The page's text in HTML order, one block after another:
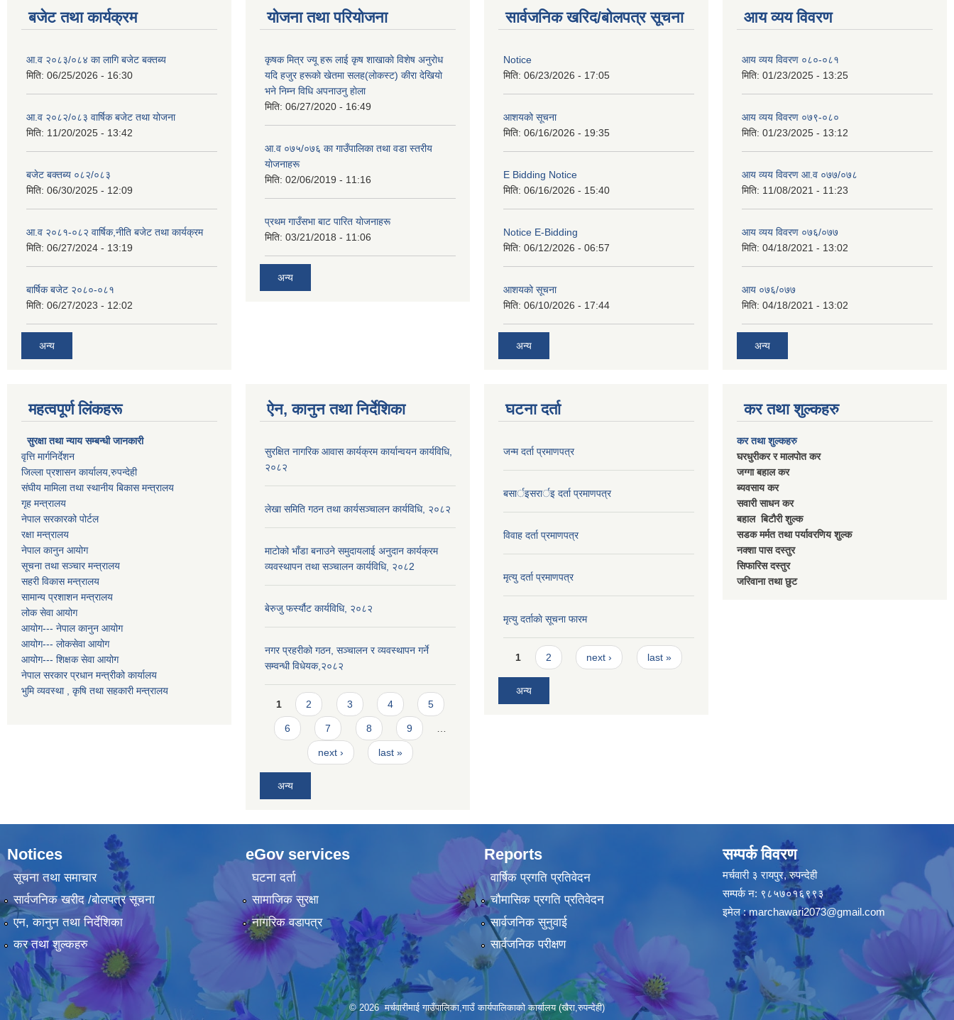
बजेट तथा कार्यक्रम
आ.व २०८३/०८४ का लागि बजेट बक्तब्य
मिति: 06/25/2026 - 16:30
आ.व २०८२/०८३ वार्षिक बजेट तथा योजना
मिति: 11/20/2025 - 13:42
बजेट बक्तब्य ०८२/०८३
मिति: 06/30/2025 - 12:09
आ.व २०८१-०८२ वार्षिक,नीति बजेट तथा कार्यक्रम
मिति: 06/27/2024 - 13:19
बार्षिक बजेट २०८०-०८१
मिति: 06/27/2023 - 12:02
अन्य
योजना तथा परियोजना
कृषक मित्र ज्यू हरू लाई कृष शाखाकाे विशेष अनुराेध
यदि हजुर हरूकाे खेतमा सलह(लाेकस्ट) कीरा देखियाे
भने निम्न विधि अपनाउनु हाेला
मिति: 06/27/2020 - 16:49
आ‍.व ०७५/०७६ का गाउँपालिका तथा वडा स्तरीय
याेजनाहरू
मिति: 02/06/2019 - 11:16
प्रथम गाउँसभा बाट पारित याेजनाहरू
मिति: 03/21/2018 - 11:06
अन्य
सार्वजनिक खरिद/बोलपत्र सूचना
Notice
मिति: 06/23/2026 - 17:05
आशयको सूचना
मिति: 06/16/2026 - 19:35
E Bidding Notice
मिति: 06/16/2026 - 15:40
Notice E-Bidding
मिति: 06/12/2026 - 06:57
आशयको सूचना
मिति: 06/10/2026 - 17:44
अन्य
आय व्यय विवरण
आय व्यय विवरण ०८०-०८१
मिति: 01/23/2025 - 13:25
आय व्यय विवरण ०७९-०८०
मिति: 01/23/2025 - 13:12
आय व्यय विवरण आ.व ०७७/०७८
मिति: 11/08/2021 - 11:23
आय व्यय विवरण ०७६/०७७
मिति: 04/18/2021 - 13:02
आय ०७६/०७७
मिति: 04/18/2021 - 13:02
अन्य
महत्वपूर्ण लिंकहरू
सुरक्षा तथा न्याय सम्बन्धी जानकारी
वृत्ति मार्गनिर्देशन
जिल्ला प्रशासन कार्यालय,रुपन्देही
संघीय मामिला तथा स्थानीय बिकास मन्त्रालय
गृह मन्त्रालय
नेपाल सरकारको पोर्टल
रक्षा मन्त्रालय
नेपाल कानुन आयोग
सूचना तथा सञ्चार मन्त्रालय
सहरी विकास मन्त्रालय
सामान्य प्रशाशन मन्त्रालय
लोक सेवा आयोग
आयोग--- नेपाल कानुन आयोग
आयोग--- लोकसेवा आयोग
आयोग--- शिक्षक सेवा आयोग
नेपाल सरकार प्रधान मन्त्रीको कार्यालय
भुमि व्यवस्था , कृषि तथा सहकारी मन्त्रालय
ऐन, कानुन तथा निर्देशिका
सुरक्षित नागरिक आवास कार्यक्रम कार्यान्वयन कार्यविधि,
२०८२
लेखा समिति गठन तथा कार्यसञ्चालन कार्यविधि, २०८२
माटोको भाँडा बनाउने समुदायलाई अनुदान कार्यक्रम
व्यवस्थापन तथा सञ्चालन कार्यविधि, २०८2
बेरुजु फर्स्यौट कार्यविधि, २०८२
नगर प्रहरीको गठन, सञ्चालन र व्यवस्थापन गर्ने
सम्वन्धी विधेयक,२०८२
Pages
1 2 3 4 5
6 7 8 9
next › last »
अन्य
घटना दर्ता
जन्म दर्ता प्रमाणपत्र
बसार्इसरार्इ दर्ता प्रमाणपत्र
विवाह दर्ता प्रमाणपत्र
मृत्यु दर्ता प्रमाणपत्र
मृत्यु दर्ताकाे सूचना फारम
Pages
1 2 next › last »
अन्य
कर तथा शुल्कहरु
कर तथा शुल्कहरु
घरधुरीकर र मालपाेत कर
जग्गा बहाल कर
ब्यवसाय कर
सवारी साधन कर
बहाल बिटाैरी शुल्क
सडक मर्मत तथा पर्यावरणिय शुल्क
नक्शा पास दस्तुर
सिफारिस दस्तुर
जरिवाना तथा छुट
Notices
सूचना तथा समाचार
सार्वजनिक खरीद /बोलपत्र सूचना
एन, कानुन तथा निर्देशिका
कर तथा शुल्कहरु
eGov services
घटना दर्ता
सामाजिक सुरक्षा
नागरिक वडापत्र
Reports
वार्षिक प्रगति प्रतिवेदन
चौमासिक प्रगति प्रतिवेदन
सार्वजनिक सुनुवाई
सार्वजनिक परीक्षण
सम्पर्क विवरण
मर्चवारी ३ रायपुर, रुपन्देही
सम्पर्क न: ९८५७०१६९९३
इमेल :marchawari2073@gmail.com
© 2026 मर्चवारीमाई गाउँपालिका,गाउँ कार्यपालिकाको कार्यालय (खैरा,रुपन्देही)